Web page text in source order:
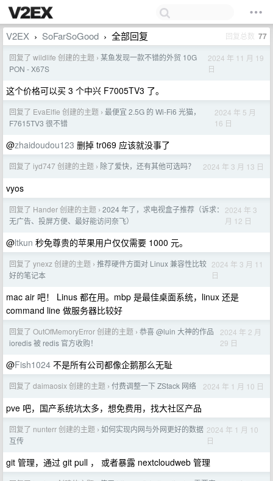
V2EX › SoFarSoGood › 全部回复 回复总数 77
回复了 wildlife 创建的主题 › 某鱼发现一款不错的外贸 10G
PON - X67S
2024 年 11 月 19
日
这个价格可以买 3 个中兴 F7005TV3 了。
回复了 EvaElfie 创建的主题 › 最便宜 2.5G 的 Wi-Fi6 光猫，
F7615TV3 很不错
2024 年 5 月
16 日
@zhaidoudou123 删掉 tr069 应该就没事了
回复了 iyd747 创建的主题 › 除了爱快，还有其他可选吗？ 2024 年 3 月 13 日
vyos
回复了 Hander 创建的主题 › 2024 年了，求电视盒子推荐（诉求：
无广告、投屏方便、最好能访问奈飞）
2024 年 3
月 12 日
@ltkun 秒免尊贵的苹果用户仅仅需要 1000 元。
回复了 ynexz 创建的主题 › 推荐硬件方面对 Linux 兼容性比较
好的笔记本
2024 年 3 月 11
日
mac air 吧！ Linus 都在用。mbp 是最佳桌面系统，linux 还是
command line 做服务器比较好
回复了 OutOfMemoryError 创建的主题 › 恭喜 @luin 大神的作品
ioredis 被 redis 官方收购！
2024 年 2 月
29 日
@Fish1024 不是所有公司都像企鹅那么无耻
回复了 daimaosix 创建的主题 › 付费调整一下 ZStack 网络 2024 年 1 月 10 日
pve 吧，国产系统坑太多，想免费用，找大社区产品
回复了 nunterr 创建的主题 › 如何实现内网与外网更好的数据
互传
2024 年 1 月 10
日
git 管理，通过 git pull ， 或者暴露 nextcloudweb 管理